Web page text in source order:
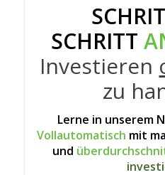
SCHRITT
Investieren
zu
Lerne in unserem
Vollautomatisch mit
und